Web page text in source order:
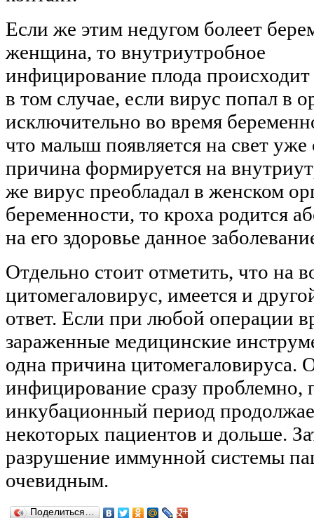
Если же этим недугом болеет
женщина, то внутриутробное
инфицирование плода происходит
в том случае, если вирус попал в
исключительно во время
что малыш появляется на свет
причина формируется на
же вирус преобладал в женском
беременности, то кроха родится
на его здоровье данное
Отдельно стоит отметить, что на
цитомегаловирус, имеется и
ответ. Если при любой операции
зараженные медицинские
одна причина цитомегаловируса.
инфицирование сразу проблемно,
инкубационный период
некоторых пациентов и дольше.
разрушение иммунной системы
очевидным.
Поделиться…